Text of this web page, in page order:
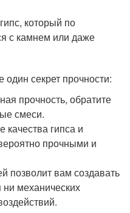
с камнем или даже
секрет прочности:
смеси.
качества гипса и
прочными и
позволит вам создавать
механических